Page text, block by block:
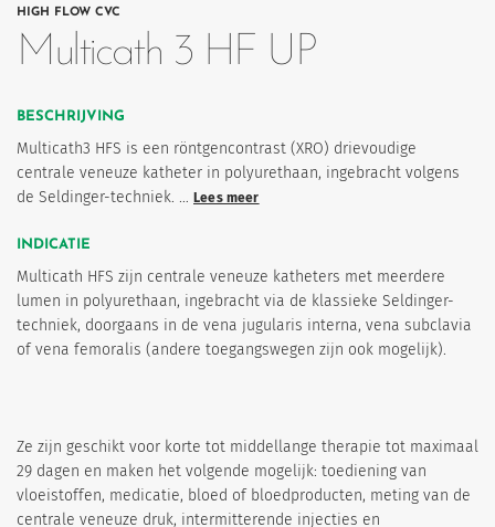
HIGH FLOW CVC
Multicath 3 HF UP
BESCHRIJVING
Multicath3 HFS is een röntgencontrast (XRO) drievoudige
centrale veneuze katheter in polyurethaan, ingebracht volgens
de Seldinger-techniek. … Lees meer
INDICATIE
Multicath HFS zijn centrale veneuze katheters met meerdere
lumen in polyurethaan, ingebracht via de klassieke Seldinger-
techniek, doorgaans in de vena jugularis interna, vena subclavia
of vena femoralis (andere toegangswegen zijn ook mogelijk).
Ze zijn geschikt voor korte tot middellange therapie tot maximaal
29 dagen en maken het volgende mogelijk: toediening van
vloeistoffen, medicatie, bloed of bloedproducten, meting van de
centrale veneuze druk, intermitterende injecties en